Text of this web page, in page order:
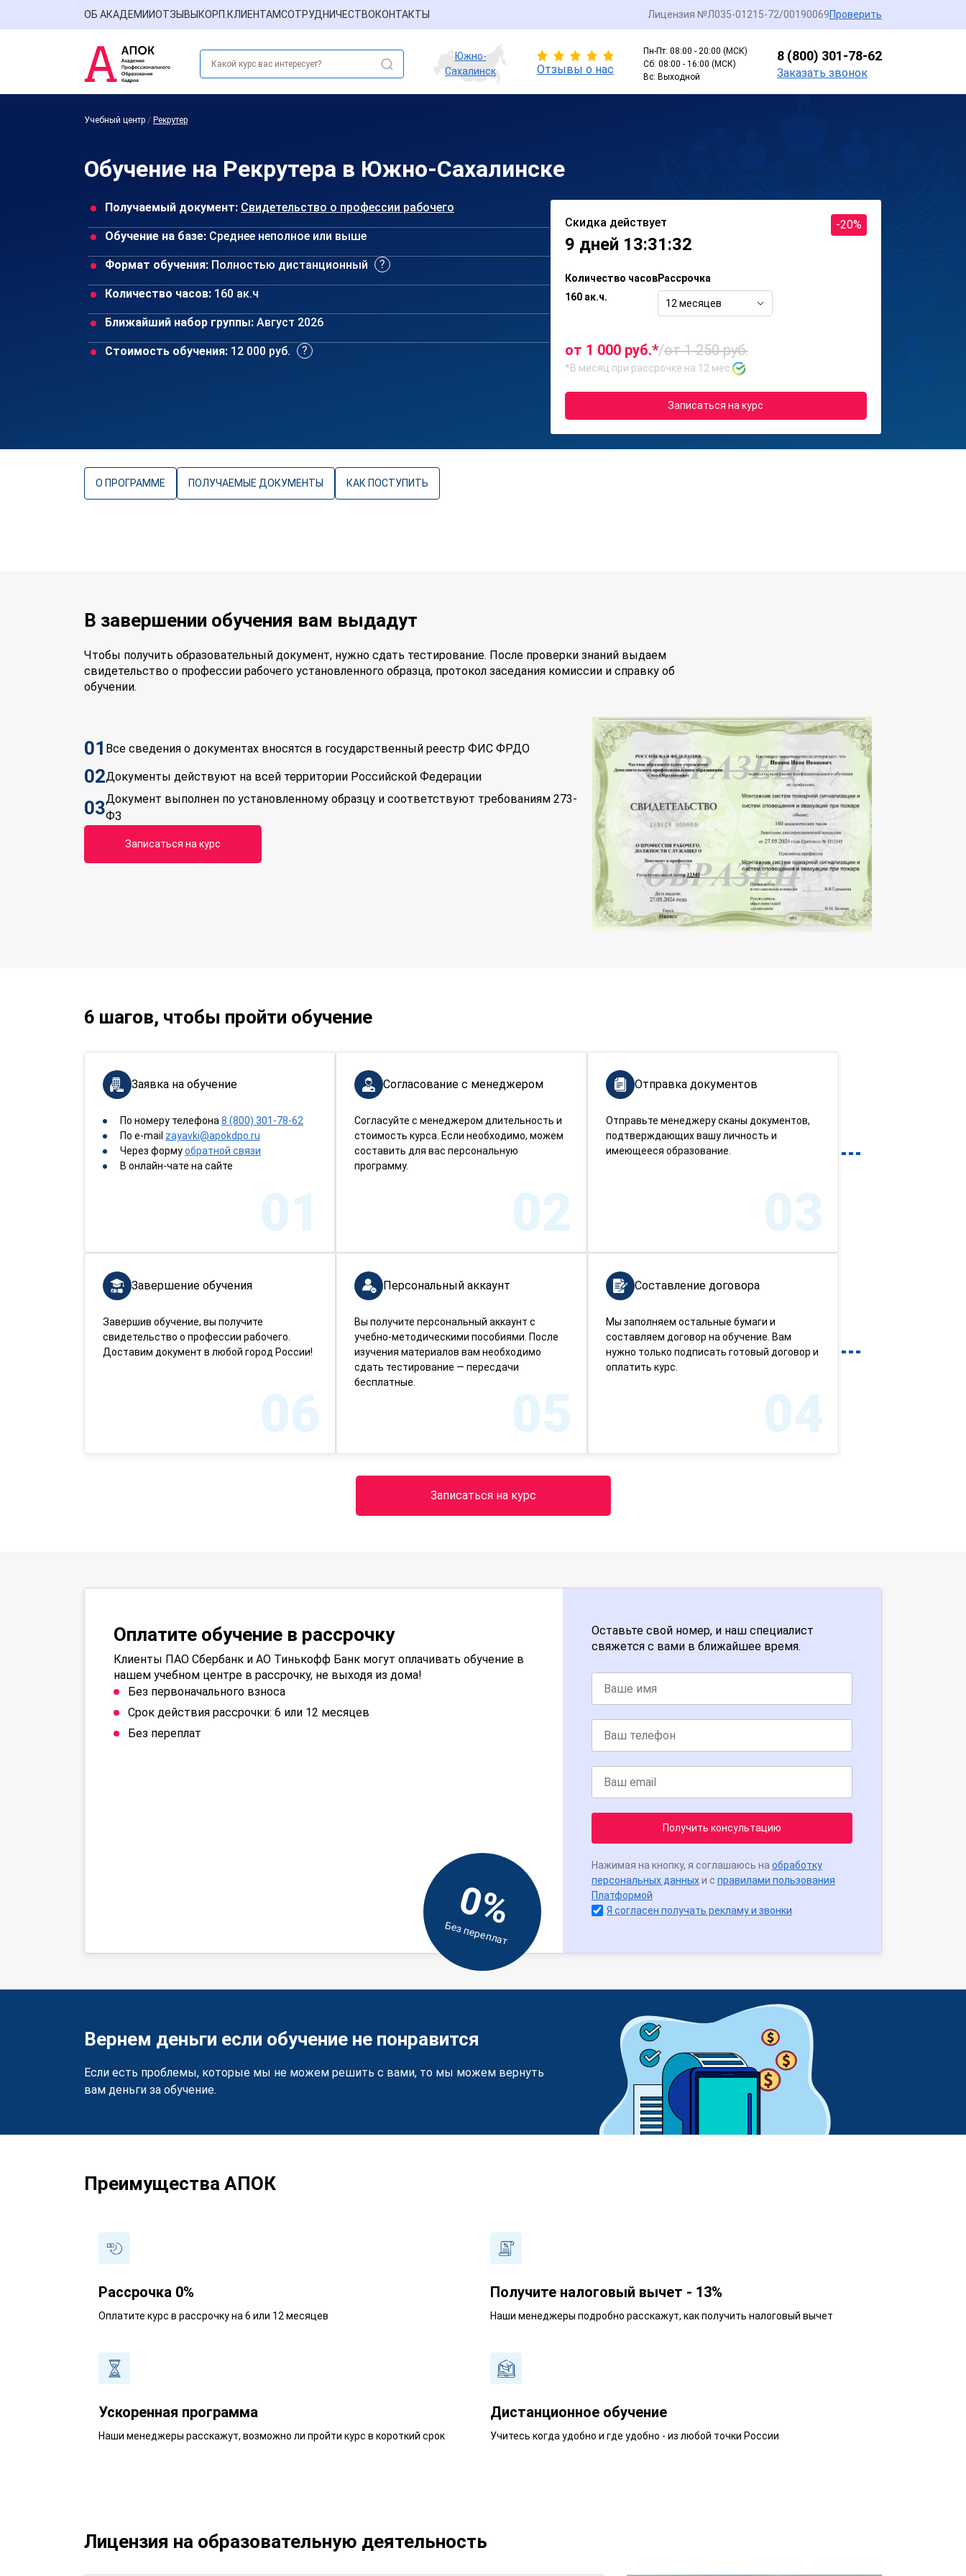
ОБ АКАДЕМИИОТЗЫВЫ КОРП.КЛИЕНТАМСОТРУДНИЧЕСТВОКОНТАКТЫ Лицензия №Л035-01215-72/00190069Проверить
Южно-
Сахалинск
Отзывы о нас
Пн-Пт: 08:00 - 20:00 (МСК)
Сб: 08:00 - 16:00 (МСК)
Вс: Выходной
8 (800) 301-78-62
Заказать звонок
Учебный центр / Рекрутер
Обучение на Рекрутера в Южно-Сахалинске
Получаемый документ: Свидетельство о профессии рабочего
Обучение на базе: Среднее неполное или выше
Формат обучения: Полностью дистанционный
Количество часов: 160 ак.ч
Ближайший набор группы: Август 2026
Стоимость обучения: 12 000 руб.
Скидка действует
9 дней 13:31:32
-20%
Количество часов
160 ак.ч.
Рассрочка
12 месяцев
от 1 000 руб.*/от 1 250 руб.
*В месяц при рассрочке на 12 мес.
Записаться на курс
О ПРОГРАММЕ ПОЛУЧАЕМЫЕ ДОКУМЕНТЫ КАК ПОСТУПИТЬ
В завершении обучения вам выдадут
Чтобы получить образовательный документ, нужно сдать тестирование. После проверки знаний выдаем
свидетельство о профессии рабочего установленного образца, протокол заседания комиссии и справку об
обучении.
01 Все сведения о документах вносятся в государственный реестр ФИС ФРДО
02Документы действуют на всей территории Российской Федерации
03Документ выполнен по установленному образцу и соответствуют требованиям 273-
ФЗ
Записаться на курс
6 шагов, чтобы пройти обучение
Заявка на обучение
По номеру телефона 8 (800) 301-78-62
По e-mail zayavki@apokdpo.ru
Через формуобратной связи
В онлайн-чате на сайте
01
Согласование с менеджером
Согласуйте с менеджером длительность и
стоимость курса. Если необходимо, можем
составить для вас персональную
программу.
02
Отправка документов
Отправьте менеджеру сканы документов,
подтверждающих вашу личность и
имеющееся образование.
03
Составление договора
Мы заполняем остальные бумаги и
составляем договор на обучение. Вам
нужно только подписать готовый договор и
оплатить курс.
04
Персональный аккаунт
Вы получите персональный аккаунт с
учебно-методическими пособиями. После
изучения материалов вам необходимо
сдать тестирование — пересдачи
бесплатные.
05
Завершение обучения
Завершив обучение, вы получите
свидетельство о профессии рабочего.
Доставим документ в любой город России!
06
Записаться на курс
Оплатите обучение в рассрочку
Клиенты ПАО Сбербанк и АО Тинькофф Банк могут оплачивать обучение в
нашем учебном центре в рассрочку, не выходя из дома!
Без первоначального взноса
Срок действия рассрочки: 6 или 12 месяцев
Без переплат
0%
Без переплат
Оставьте свой номер, и наш специалист
свяжется с вами в ближайшее время.
Получить консультацию
Нажимая на кнопку, я соглашаюсь на обработку
персональных данныхи с правилами пользования
Платформой
Я согласен получать рекламу и звонки
Вернем деньги если обучение не понравится
Если есть проблемы, которые мы не можем решить с вами, то мы можем вернуть
вам деньги за обучение.
Преимущества АПОК
Рассрочка 0%
Оплатите курс в рассрочку на 6 или 12 месяцев
Получите налоговый вычет - 13%
Наши менеджеры подробно расскажут, как получить налоговый вычет
Ускоренная программа
Наши менеджеры расскажут, возможно ли пройти курс в короткий срок
Дистанционное обучение
Учитесь когда удобно и где удобно - из любой точки России
Лицензия на образовательную деятельность